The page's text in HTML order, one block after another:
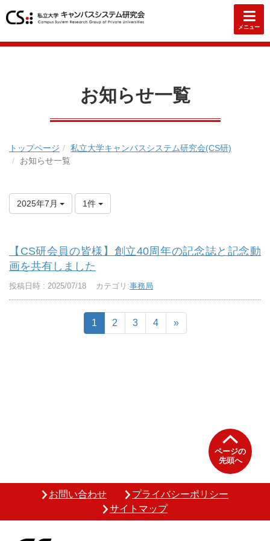
メニュー
お知らせ一覧
トップページ
私立大学キャンパスシステム研究会(CS研)
お知らせ一覧
2025年7月 1件
【CS研会員の皆様】創立40周年の記念誌と記念動
画を共有しました
投稿日時 : 2025/07/18 カテゴリ:事務局
1 2 3 4 »
ページの
先頭へ
お問い合わせ
プライバシーポリシー
サイトマップ